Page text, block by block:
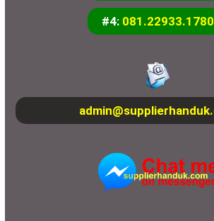
#4: 081.22933.1780